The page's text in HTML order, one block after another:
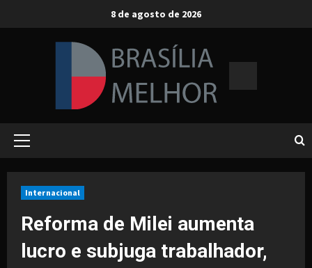
8 de agosto de 2026
Primary
Internacional
Reforma de Milei aumenta
lucro e subjuga trabalhador,